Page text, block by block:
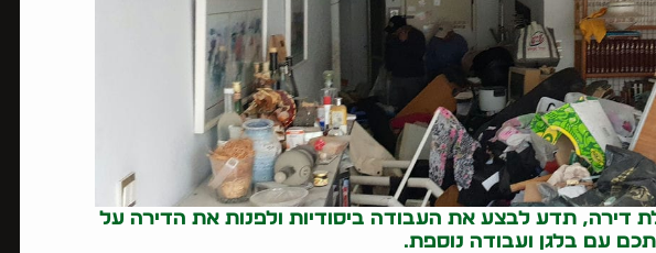
דירה, תדע לבצע את העבודה ביסודיות ולפנות את הדירה על
עם בלגן ועבודה נוספת.